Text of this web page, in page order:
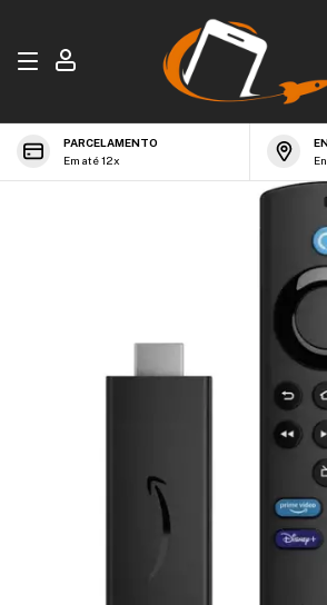
PARCELAMENTO
Em até 12x